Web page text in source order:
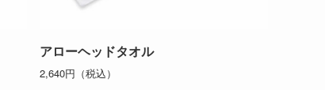
アローヘッドタオル
2,640円（税込）